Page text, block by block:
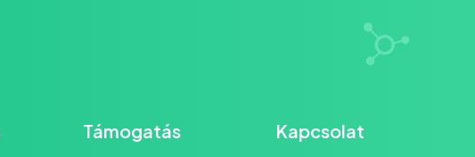
Támogatás Kapcsolat